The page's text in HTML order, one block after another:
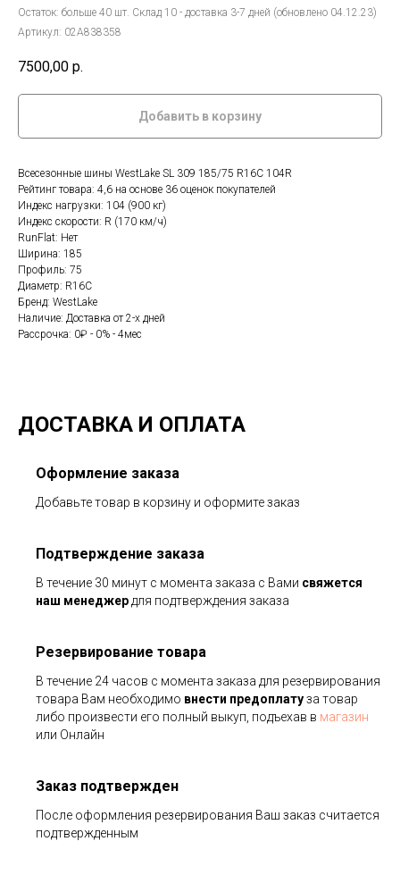
Остаток: больше 40 шт. Склад 10 - доставка 3-7 дней (обновлено 04.12.23)
Артикул: 02А838358
7500,00 р.
Добавить в корзину
Всесезонные шины WestLake SL 309 185/75 R16C 104R
Рейтинг товара: 4,6 на основе 36 оценок покупателей
Индекс нагрузки: 104 (900 кг)
Индекс скорости: R (170 км/ч)
RunFlat: Нет
Ширина: 185
Профиль: 75
Диаметр: R16C
Бренд: WestLake
Наличие: Доставка от 2-х дней
Рассрочка: 0₽ - 0% - 4мес
ДОСТАВКА И ОПЛАТА
Оформление заказа
Добавьте товар в корзину и оформите заказ
Подтверждение заказа
В течение 30 минут с момента заказа с Вами свяжется
наш менеджердля подтверждения заказа
Резервирование товара
В течение 24 часов с момента заказа для резервирования
товара Вам необходимо внести предоплатуза товар
либо произвести его полный выкуп, подъехав в магазин
или Онлайн
Заказ подтвержден
После оформления резервирования Ваш заказ считается
подтвержденным